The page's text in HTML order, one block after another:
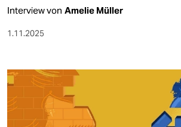
Interview von Amelie Müller
1.11.2025